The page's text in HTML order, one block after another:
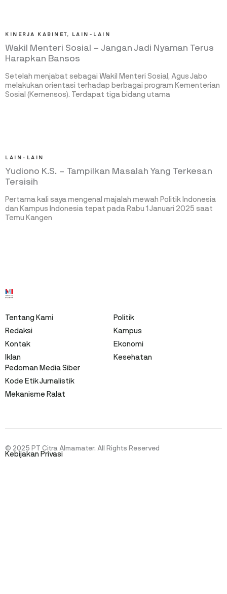
KINERJA KABINET, LAIN-LAIN
Wakil Menteri Sosial – Jangan Jadi Nyaman Terus
Harapkan Bansos
Setelah menjabat sebagai Wakil Menteri Sosial, Agus Jabo
melakukan orientasi terhadap berbagai program Kementerian
Sosial (Kemensos). Terdapat tiga bidang utama
LAIN-LAIN
Yudiono K.S. – Tampilkan Masalah Yang Terkesan
Tersisih
Pertama kali saya mengenal majalah mewah Politik Indonesia
dan Kampus Indonesia tepat pada Rabu 1 Januari 2025 saat
Temu Kangen
Tentang Kami
Redaksi
Kontak
Iklan
Politik
Kampus
Ekonomi
Kesehatan
Pedoman Media Siber
Kode Etik Jurnalistik
Mekanisme Ralat
© 2025 PT Citra Almamater. All Rights Reserved
Kebijakan Privasi